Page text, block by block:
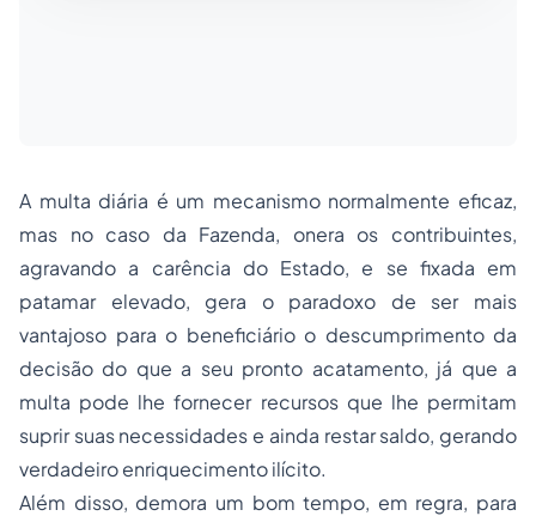
A multa diária é um mecanismo normalmente eficaz,
mas no caso da Fazenda, onera os contribuintes,
agravando a carência do Estado, e se fixada em
patamar elevado, gera o paradoxo de ser mais
vantajoso para o beneficiário o descumprimento da
decisão do que a seu pronto acatamento, já que a
multa pode lhe fornecer recursos que lhe permitam
suprir suas necessidades e ainda restar saldo, gerando
verdadeiro enriquecimento ilícito.
Além disso, demora um bom tempo, em regra, para